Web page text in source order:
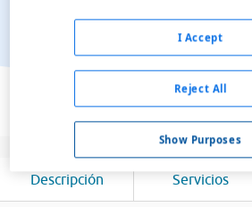
Ver en el mapa
Descripción Servicios
Show Purposes
Reject All
I Accept